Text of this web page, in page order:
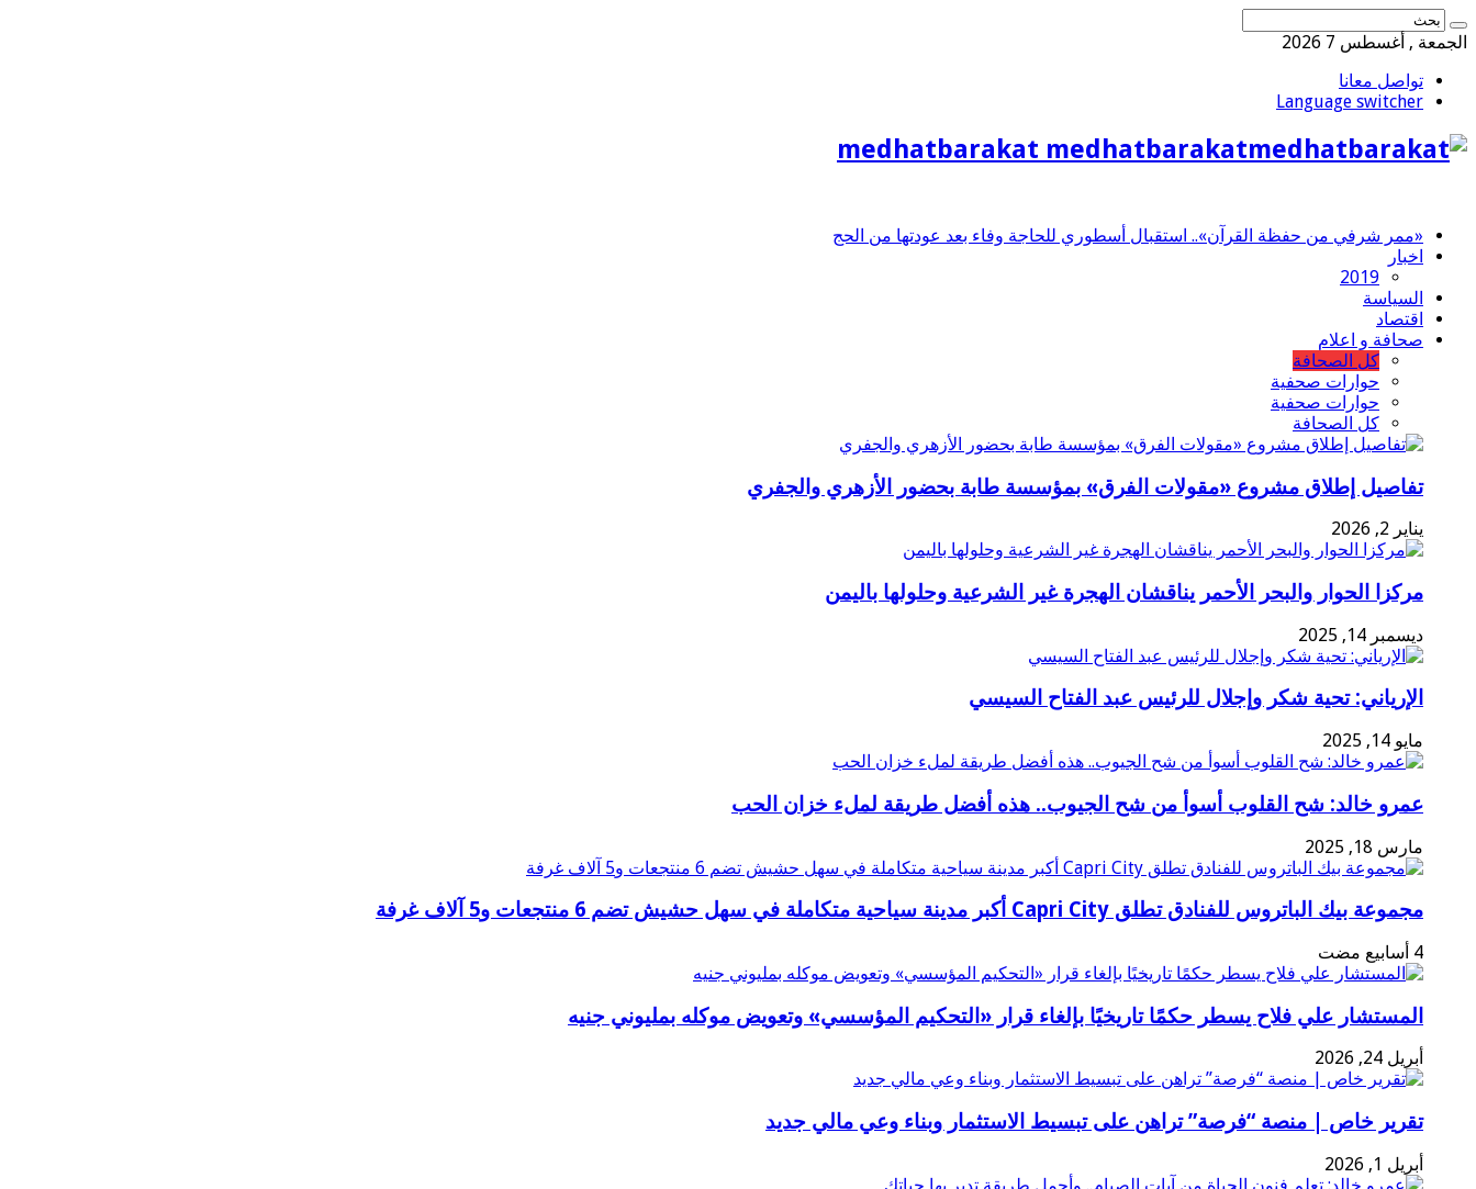
الجمعة , أغسطس 7 2026
تواصل معانا
Language switcher
medhatbarakat medhatbarakat
«ممر شرفي من حفظة القرآن».. استقبال أسطوري للحاجة وفاء بعد عودتها من الحج
اخبار
2019
السياسة
اقتصاد
صحافة و اعلام
كل الصحافة
حوارات صحفية
حوارات صحفية
كل الصحافة
تفاصيل إطلاق مشروع «مقولات الفرق» بمؤسسة طابة بحضور الأزهري والجفري
يناير 2, 2026
مركزا الحوار والبحر الأحمر يناقشان الهجرة غير الشرعية وحلولها باليمن
ديسمبر 14, 2025
الإرياني: تحية شكر وإجلال للرئيس عبد الفتاح السيسي
مايو 14, 2025
عمرو خالد: شح القلوب أسوأ من شح الجيوب.. هذه أفضل طريقة لملء خزان الحب
مارس 18, 2025
مجموعة بيك الباتروس للفنادق تطلق Capri City أكبر مدينة سياحية متكاملة في سهل حشيش تضم 6 منتجعات و5 آلاف غرفة
المستشار علي فلاح يسطر حكمًا تاريخيًا بإلغاء قرار «التحكيم المؤسسي» وتعويض موكله بمليوني جنيه
أبريل 24, 2026
تقرير خاص | منصة “فرصة” تراهن على تبسيط الاستثمار وبناء وعي مالي جديد
أبريل 1, 2026